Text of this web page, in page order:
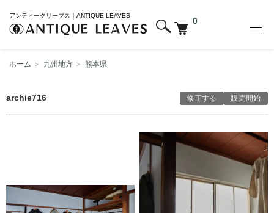
アンティークリーブス｜ANTIQUE LEAVES
0
ホーム ＞ 九州地方 ＞ 熊本県
archie716 修正する 販売開始